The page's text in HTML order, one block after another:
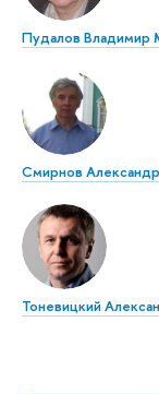
Пудалов Владимир
Смирнов
Тоневицкий